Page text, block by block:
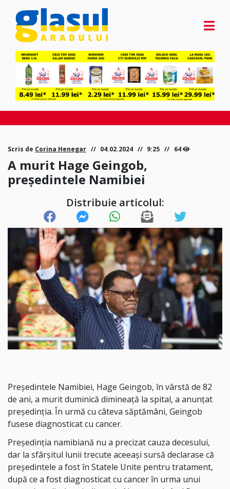
Scris de Corina Henegar 04.02.2024 9:25 64
A murit Hage Geingob,
preşedintele Namibiei
Distribuie articolul:
Preşedintele Namibiei, Hage Geingob, în vârstă de 82
de ani, a murit duminică dimineaţă la spital, a anunţat
preşedinţia. În urmă cu câteva săptămâni, Geingob
fusese diagnosticat cu cancer.
Președinția namibiană nu a precizat cauza decesului,
dar la sfârşitul lunii trecute aceeași sursă declarase că
președintele a fost în Statele Unite pentru tratament,
după ce a fost diagnosticat cu cancer în urma unui